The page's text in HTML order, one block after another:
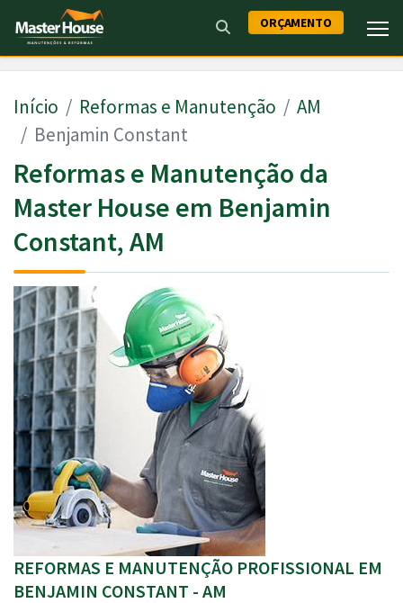
ORÇAMENTO
Início Reformas e Manutenção
AM
Benjamin Constant
Reformas e Manutenção da
Master House em Benjamin
Constant, AM
REFORMAS E MANUTENÇÃO PROFISSIONAL EM
BENJAMIN CONSTANT - AM